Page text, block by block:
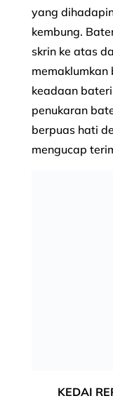
yang
kembung.
skrin ke atas
keadaan
penukaran
berpuas hati
mengucap
KEDAI